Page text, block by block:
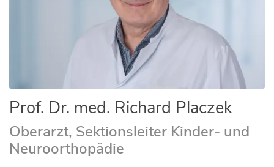
Prof. Dr. med. Richard Placzek
Oberarzt, Sektionsleiter Kinder- und
Neuroorthopädie